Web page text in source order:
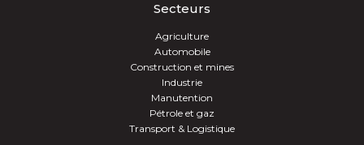
Secteurs
Agriculture
Automobile
Construction et mines
Industrie
Manutention
Pétrole et gaz
Transport & Logistique